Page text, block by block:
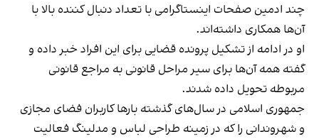
چند ادمین صفحات اینستاگرامی با تعداد دنبال کننده بالا با
آن‌ها همکاری داشته‌اند.
او در ادامه از تشکیل پرونده قضایی برای این افراد خبر داده و
گفته همه آن‌ها برای سیر مراحل قانونی به مراجع قانونی
مربوطه تحویل داده شدند.
جمهوری اسلامی در سال‌های گذشته بارها کاربران فضای مجازی
و شهروندانی را که در زمینه طراحی لباس و مدلینگ فعالیت